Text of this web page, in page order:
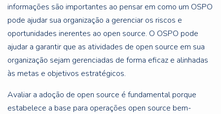
informações são importantes ao pensar em como um OSPO
pode ajudar sua organização a gerenciar os riscos e
oportunidades inerentes ao open source. O OSPO pode
ajudar a garantir que as atividades de open source em sua
organização sejam gerenciadas de forma eficaz e alinhadas
às metas e objetivos estratégicos.
Avaliar a adoção de open source é fundamental porque
estabelece a base para operações open source bem-